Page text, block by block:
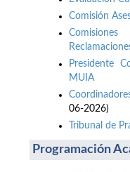
Comisión
Presidente
MUIA
06-2026)
Tribunal de
Programación